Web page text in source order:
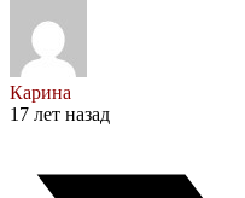
Карина
17 лет назад